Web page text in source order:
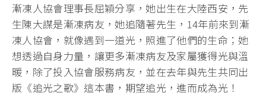
漸凍人協會理事長屈穎分享，她出生在大陸西安，先
生陳大謀是漸凍病友，她追隨著先生，14年前來到漸
凍人協會，就像遇到一道光，照進了他們的生命；她
想透過自身力量，讓更多漸凍病友及家屬獲得光與溫
暖，除了投入協會服務病友，並在去年與先生共同出
版《追光之歌》這本書，期望追光，進而成為光！